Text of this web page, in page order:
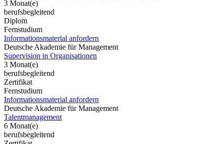
3 Monat(e)
berufsbegleitend
Diplom
Fernstudium
Informationsmaterial anfordern
Deutsche Akademie für Management
Supervision in Organisationen
3 Monat(e)
berufsbegleitend
Zertifikat
Fernstudium
Informationsmaterial anfordern
Deutsche Akademie für Management
Talentmanagement
6 Monat(e)
berufsbegleitend